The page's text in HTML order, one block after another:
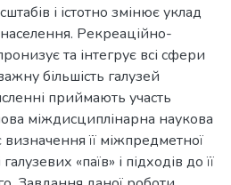
і істотно змінює уклад
Рекреаційно-
та інтегрує всі сфери
більшість галузей
приймають участь
міждисциплінарна наукова
її міжпредметної
«паїв» і підходів до її